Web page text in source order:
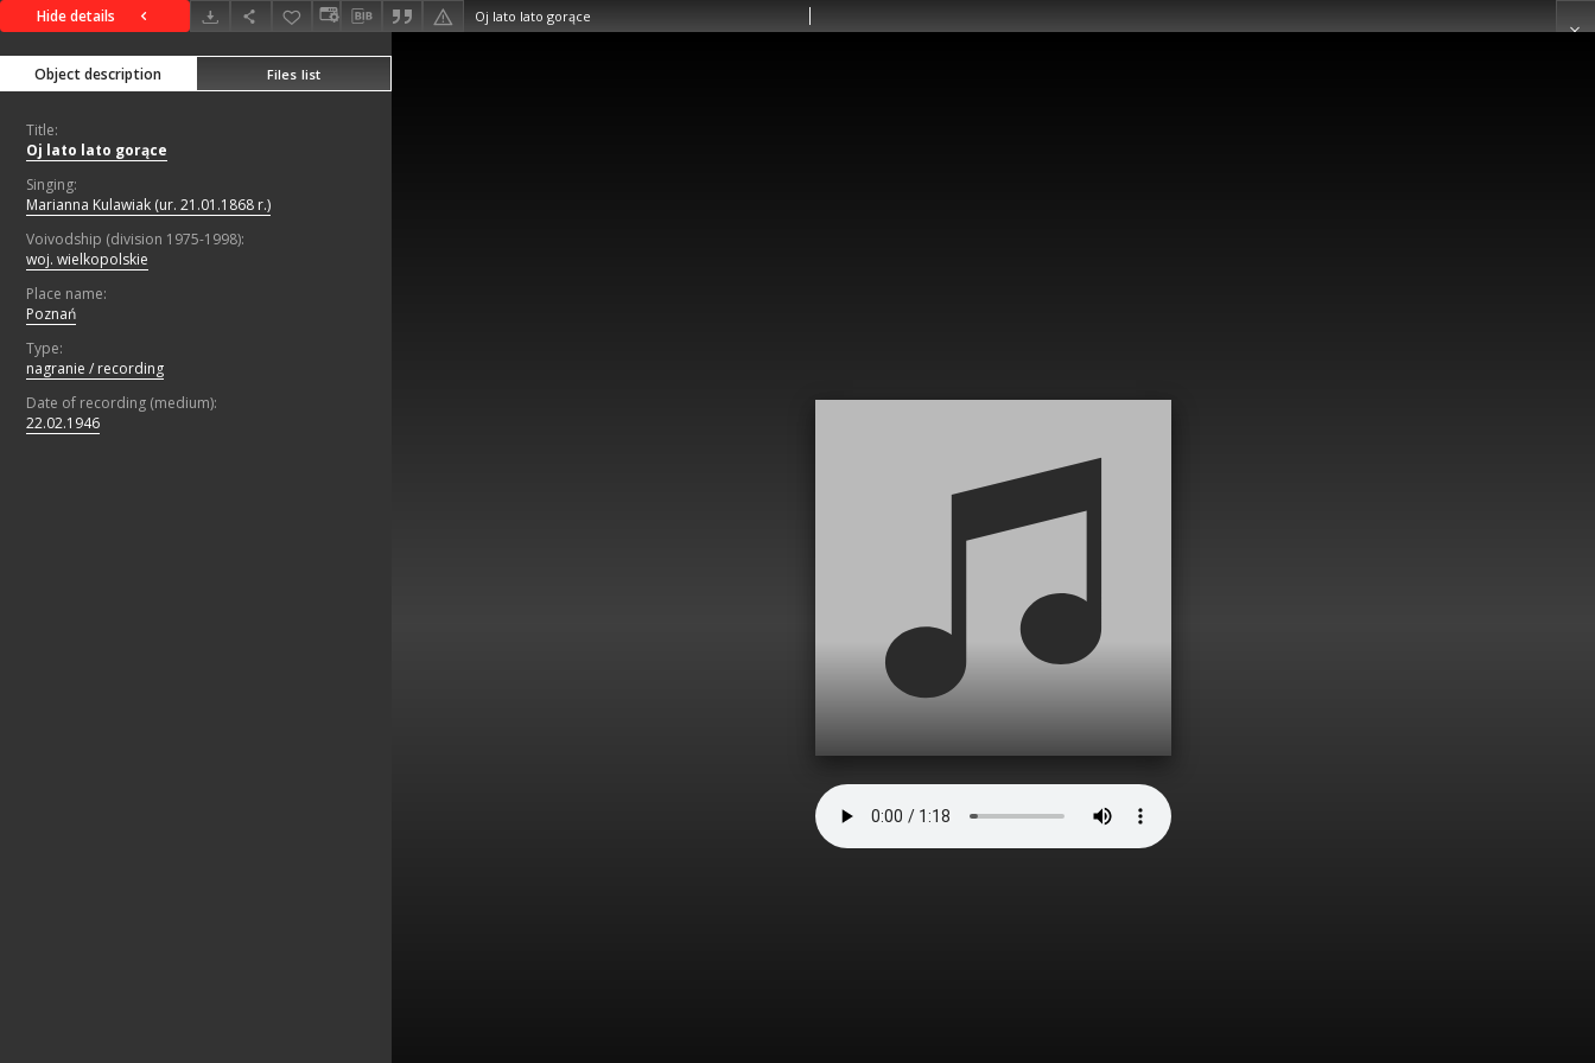
Hide details Oj lato lato gorące
Object description Files list
Title:
Oj lato lato gorące
Singing:
Marianna Kulawiak (ur. 21.01.1868 r.)
Voivodship (division 1975-1998):
woj. wielkopolskie
Place name:
Poznań
Type:
nagranie / recording
Date of recording (medium):
22.02.1946